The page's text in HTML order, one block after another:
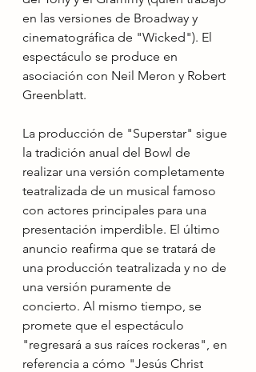
en las versiones de Broadway y
cinematográfica de "Wicked"). El
espectáculo se produce en
asociación con Neil Meron y Robert
Greenblatt.
La producción de "Superstar" sigue
la tradición anual del Bowl de
realizar una versión completamente
teatralizada de un musical famoso
con actores principales para una
presentación imperdible. El último
anuncio reafirma que se tratará de
una producción teatralizada y no de
una versión puramente de
concierto. Al mismo tiempo, se
promete que el espectáculo
"regresará a sus raíces rockeras", en
referencia a cómo "Jesús Christ